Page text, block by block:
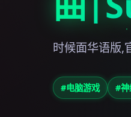
时候面华语版,
#电脑游戏 #神